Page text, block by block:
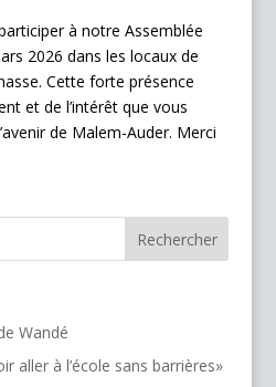
à notre Assemblée
2026 dans les locaux de
Cette forte présence
et de l’intérêt que vous
de Malem-Auder. Merci
Wandé
aller à l’école sans barrières»